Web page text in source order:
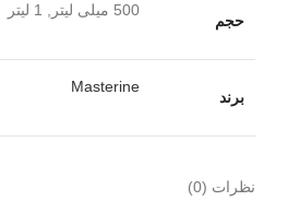
حجم
500 میلی لیتر, 1 لیتر
برند
Masterine
نظرات (0)